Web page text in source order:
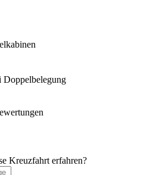
Doppelbelegung
Kreuzfahrt erfahren?